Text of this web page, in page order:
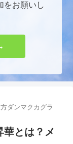
をお願いし
ダンマクカグラ
とは？メ